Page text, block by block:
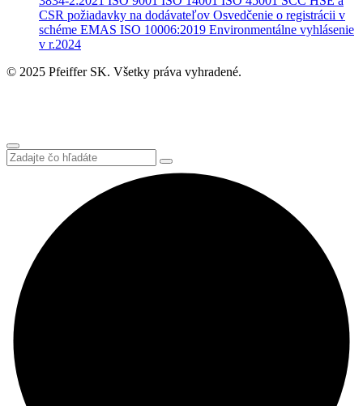
CSR požiadavky na dodávateľov Osvedčenie o registrácii v
schéme EMAS ISO 10006:2019 Environmentálne vyhlásenie
v r.2024
© 2025 Pfeiffer SK. Všetky práva vyhradené.